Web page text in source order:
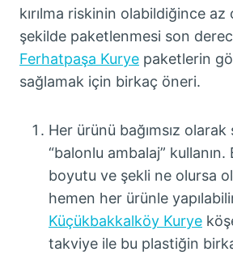
kırılma riskinin olabildiğince az
şekilde paketlenmesi son
Ferhatpaşa Kurye paketlerin
sağlamak için birkaç öneri.
Her ürünü bağımsız
“balonlu ambalaj” kullanın.
boyutu ve şekli ne olursa
hemen her ürünle
Küçükbakkalköy Kurye
takviye ile bu plastiğin